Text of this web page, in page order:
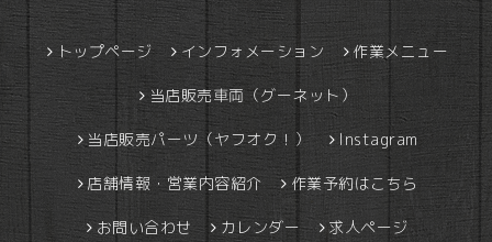
トップページ インフォメーション 作業メニュー
当店販売車両（グーネット）
当店販売パーツ（ヤフオク！） Instagram
店舗情報・営業内容紹介 作業予約はこちら
お問い合わせ カレンダー 求人ページ